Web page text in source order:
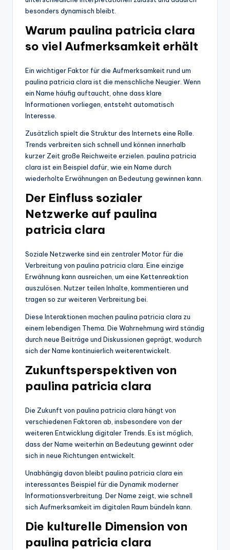
besonders dynamisch bleibt.
Warum paulina patricia clara
so viel Aufmerksamkeit erhält
Ein wichtiger Faktor für die Aufmerksamkeit rund um
paulina patricia clara ist die menschliche Neugier. Wenn
ein Name häufig auftaucht, ohne dass klare
Informationen vorliegen, entsteht automatisch
Interesse.
Zusätzlich spielt die Struktur des Internets eine Rolle.
Trends verbreiten sich schnell und können innerhalb
kurzer Zeit große Reichweite erzielen. paulina patricia
clara ist ein Beispiel dafür, wie ein Name durch
wiederholte Erwähnungen an Bedeutung gewinnen kann.
Der Einfluss sozialer
Netzwerke auf paulina
patricia clara
Soziale Netzwerke sind ein zentraler Motor für die
Verbreitung von paulina patricia clara. Eine einzige
Erwähnung kann ausreichen, um eine Kettenreaktion
auszulösen. Nutzer teilen Inhalte, kommentieren und
tragen so zur weiteren Verbreitung bei.
Diese Interaktionen machen paulina patricia clara zu
einem lebendigen Thema. Die Wahrnehmung wird ständig
durch neue Beiträge und Diskussionen geprägt, wodurch
sich der Name kontinuierlich weiterentwickelt.
Zukunftsperspektiven von
paulina patricia clara
Die Zukunft von paulina patricia clara hängt von
verschiedenen Faktoren ab, insbesondere von der
weiteren Entwicklung digitaler Trends. Es ist möglich,
dass der Name weiterhin an Bedeutung gewinnt oder
sich in neue Richtungen entwickelt.
Unabhängig davon bleibt paulina patricia clara ein
interessantes Beispiel für die Dynamik moderner
Informationsverbreitung. Der Name zeigt, wie schnell
sich Aufmerksamkeit im digitalen Raum bündeln kann.
Die kulturelle Dimension von
paulina patricia clara